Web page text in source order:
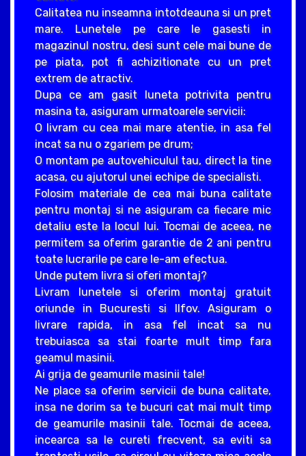
Calitatea nu inseamna intotdeauna si un pret
mare. Lunetele pe care le gasesti in
magazinul nostru, desi sunt cele mai bune de
pe piata, pot fi achizitionate cu un pret
extrem de atractiv.
Dupa ce am gasit luneta potrivita pentru
masina ta, asiguram urmatoarele servicii:
O livram cu cea mai mare atentie, in asa fel
incat sa nu o zgariem pe drum;
O montam pe autovehiculul tau, direct la tine
acasa, cu ajutorul unei echipe de specialisti.
Folosim materiale de cea mai buna calitate
pentru montaj si ne asiguram ca fiecare mic
detaliu este la locul lui. Tocmai de aceea, ne
permitem sa oferim garantie de 2 ani pentru
toate lucrarile pe care le-am efectua.
Unde putem livra si oferi montaj?
Livram lunetele si oferim montaj gratuit
oriunde in Bucuresti si Ilfov. Asiguram o
livrare rapida, in asa fel incat sa nu
trebuiasca sa stai foarte mult timp fara
geamul masinii.
Ai grija de geamurile masinii tale!
Ne place sa oferim servicii de buna calitate,
insa ne dorim sa te bucuri cat mai mult timp
de geamurile masinii tale. Tocmai de aceea,
incearca sa le cureti frecvent, sa eviti sa